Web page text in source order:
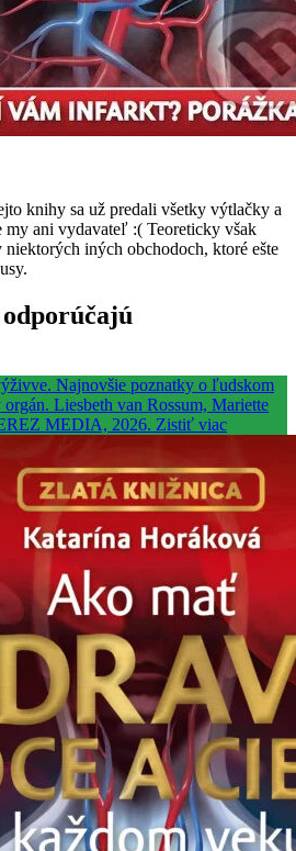
knihy sa už predali všetky výtlačky a
my ani vydavateľ :( Teoreticky však
iných obchodoch, ktoré ešte